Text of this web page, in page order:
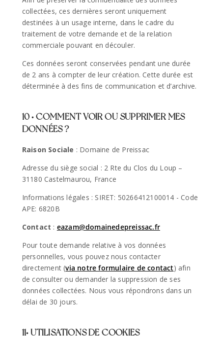
collectées, ces dernières seront uniquement
destinées à un usage interne, dans le cadre du
traitement de votre demande et de la relation
commerciale pouvant en découler.
Ces données seront conservées pendant une durée
de 2 ans à compter de leur création. Cette durée est
déterminée à des fins de communication et d’archive.
10 • COMMENT VOIR OU SUPPRIMER MES
DONNÉES ?
Raison Sociale : Domaine de Preissac
Adresse du siège social : 2 Rte du Clos du Loup –
31180 Castelmaurou, France
Informations légales : SIRET: 50266412100014 - Code
APE: 6820B
Contact : eazam@domainedepreissac.fr
Pour toute demande relative à vos données
personnelles, vous pouvez nous contacter
directement (via notre formulaire de contact) afin
de consulter ou demander la suppression de ses
données collectées. Nous vous répondrons dans un
délai de 30 jours.
11• UTILISATIONS DE COOKIES